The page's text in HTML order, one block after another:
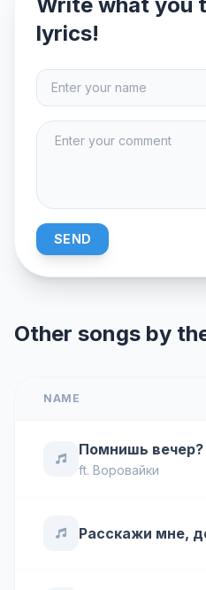
lyrics!
SEND
Other songs by
NAME
Помнишь вечер?
ft. Воровайки
Расскажи мне,